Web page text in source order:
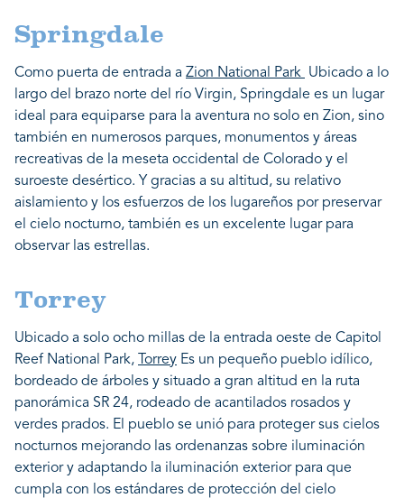
Springdale
Como puerta de entrada a Zion National Park Ubicado a lo
largo del brazo norte del río Virgin, Springdale es un lugar
ideal para equiparse para la aventura no solo en Zion, sino
también en numerosos parques, monumentos y áreas
recreativas de la meseta occidental de Colorado y el
suroeste desértico. Y gracias a su altitud, su relativo
aislamiento y los esfuerzos de los lugareños por preservar
el cielo nocturno, también es un excelente lugar para
observar las estrellas.
Torrey
Ubicado a solo ocho millas de la entrada oeste de Capitol
Reef National Park,
Torrey Es un pequeño pueblo idílico,
bordeado de árboles y situado a gran altitud en la ruta
panorámica SR 24, rodeado de acantilados rosados ​​y
verdes prados. El pueblo se unió para proteger sus cielos
nocturnos mejorando las ordenanzas sobre iluminación
exterior y adaptando la iluminación exterior para que
cumpla con los estándares de protección del cielo